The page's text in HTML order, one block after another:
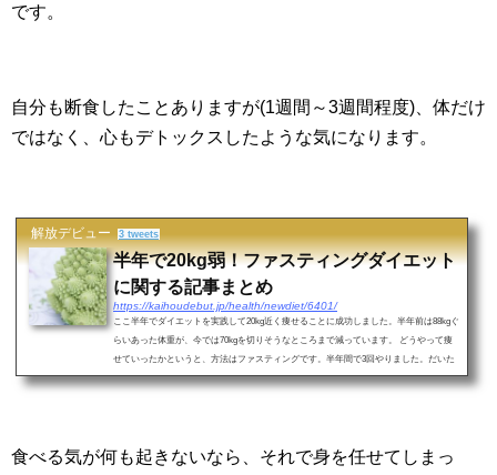
です。
自分も断食したことありますが(1週間～3週間程度)、体だけ
ではなく、心もデトックスしたような気になります。
解放デビュー 3 tweets
半年で20kg弱！ファスティングダイエット
に関する記事まとめ
https://kaihoudebut.jp/health/newdiet/6401/
ここ半年でダイエットを実践して20kg近く痩せることに成功しました。半年前は88kgぐ
らいあった体重が、今では70kgを切りそうなところまで減っています。 どうやって痩
せていったかというと、方法はファスティングです。半年間で3回やりました。だいた
い1回で6～...
食べる気が何も起きないなら、それで身を任せてしまっ